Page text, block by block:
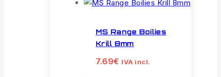
MS Range Boilies
Krill 8mm
7.69€ IVA incl.